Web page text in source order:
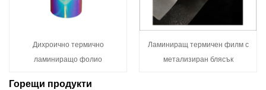
Дихроично термично
ламиниращо фолио
Ламиниращ термичен филм с
метализиран блясък
Горещи продукти